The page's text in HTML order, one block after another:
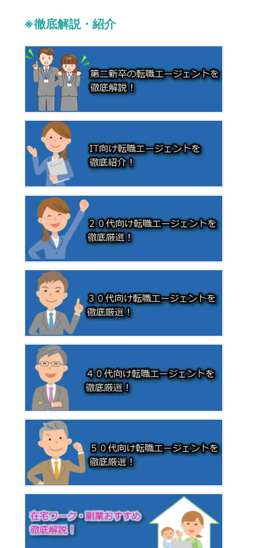
※徹底解説・紹介